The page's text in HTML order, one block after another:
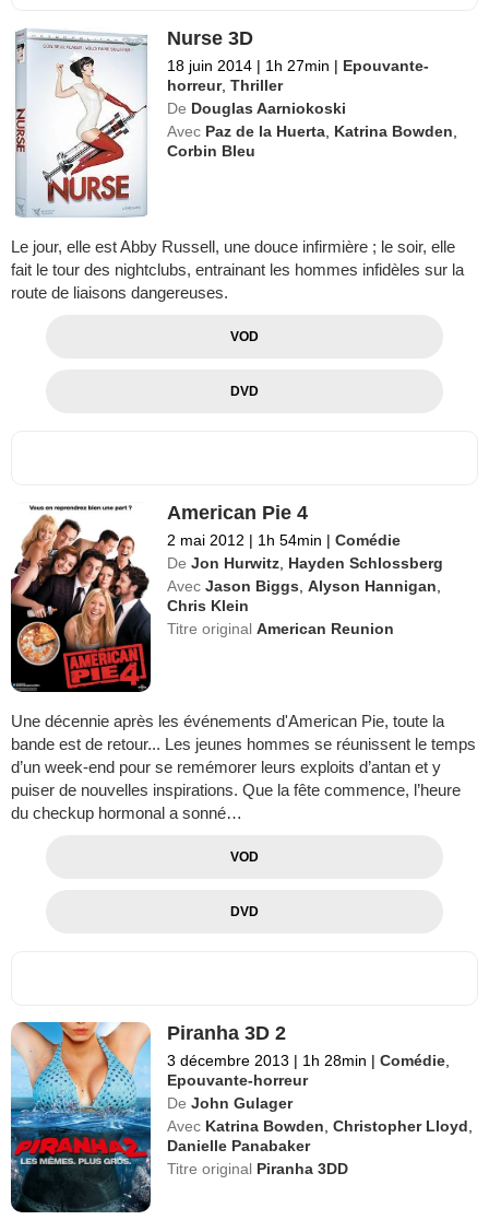
Nurse 3D
18 juin 2014 | 1h 27min | Epouvante-
horreur,Thriller
De Douglas Aarniokoski
Avec Paz de la Huerta Katrina Bowden
Corbin Bleu
Le jour, elle est Abby Russell, une douce infirmière ; le soir, elle
fait le tour des nightclubs, entrainant les hommes infidèles sur la
route de liaisons dangereuses.
VOD
DVD
American Pie 4
2 mai 2012 | 1h 54min | Comédie
De Jon Hurwitz Hayden Schlossberg
Avec Jason Biggs ,Alyson Hannigan
Chris Klein
Titre originalAmerican Reunion
Une décennie après les événements d'American Pie, toute la
bande est de retour... Les jeunes hommes se réunissent le temps
d’un week-end pour se remémorer leurs exploits d’antan et y
puiser de nouvelles inspirations. Que la fête commence, l’heure
du checkup hormonal a sonné…
VOD
DVD
Piranha 3D 2
3 décembre 2013 | 1h 28min | Comédie
Epouvante-horreur
De John Gulager
Avec Katrina Bowden ,Christopher Lloyd
Danielle Panabaker
Titre original Piranha 3DD